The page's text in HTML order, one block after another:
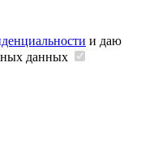
и даю
данных